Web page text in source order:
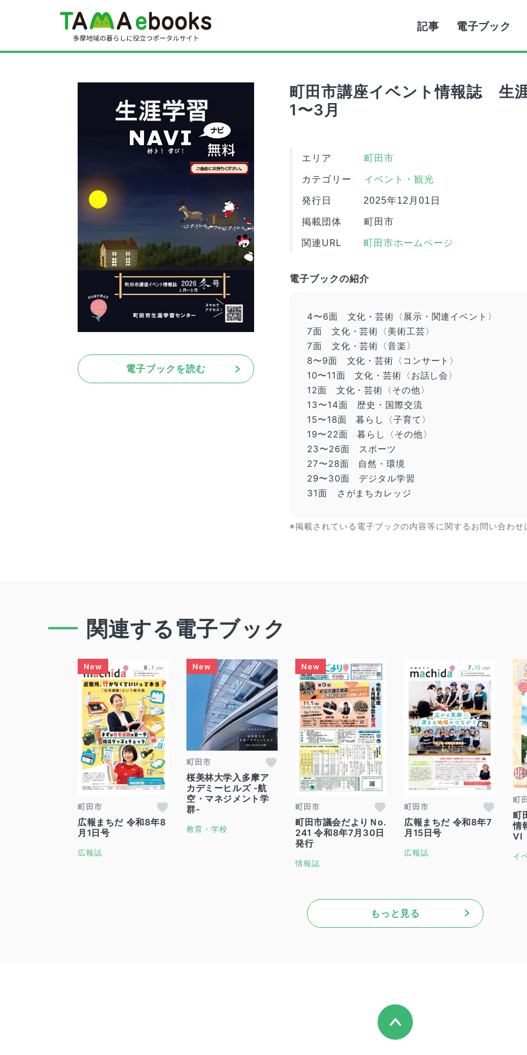
記事 電子ブック
電子ブックを読む
町田市講座イベント情報誌 生
1〜3月
エリア 町田市
カテゴリー イベント・観光
発行日 2025年12月01日
掲載団体 町田市
関連URL 町田市ホームページ
電子ブックの紹介
4〜6面 文化・芸術〈展示・関連イベント〉
7面 文化・芸術〈美術工芸〉
7面 文化・芸術〈音楽〉
8〜9面 文化・芸術〈コンサート〉
10〜11面 文化・芸術〈お話し会〉
12面 文化・芸術〈その他〉
13〜14面 歴史・国際交流
15〜18面 暮らし〈子育て〉
19〜22面 暮らし〈その他〉
23〜26面 スポーツ
27〜28面 自然・環境
29〜30面 デジタル学習
31面 さがまちカレッジ
※掲載されている電子ブックの内容等に関するお問い合わせ
関連する電子ブック
町田市
広報まちだ 令和8年8
月1日号
広報誌
町田市
桜美林大学入多摩ア
カデミーヒルズ -航
空・マネジメント学
群-
教育・学校
町田市
町田市議会だよりＮo.
241 令和8年7月30日
発行
情報誌
町田市
広報まちだ 令和8年7
月15日号
広報誌
町
町
情
VI
イ
もっと見る